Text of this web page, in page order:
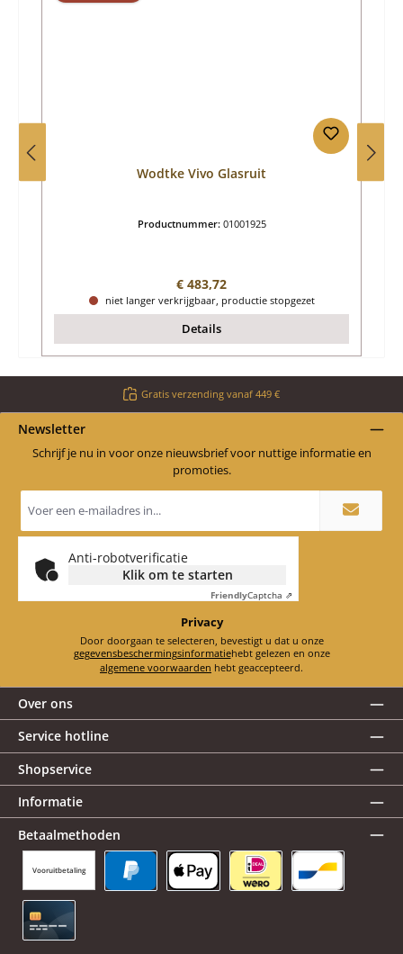
Wodtke Vivo Glasruit
Productnummer: 01001925
Normale prijs:
€ 483,72
niet langer verkrijgbaar, productie stopgezet
Details
Gratis verzending vanaf 449 €
Newsletter
Schrijf je nu in voor onze nieuwsbrief voor nuttige informatie en
promoties.
mailadres
Anti-robotverificatie
Klik om te starten
FriendlyCaptcha ⇗
Privacy
Door doorgaan te selecteren, bevestigt u dat u onze
gegevensbeschermingsinformatie
hebt gelezen en onze
algemene voorwaarden hebt geaccepteerd.
Over ons
Service hotline
Shopservice
Informatie
Betaalmethoden
Vooruitbetaling